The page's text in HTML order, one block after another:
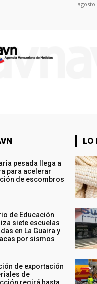
agosto
pesada llega a
para acelerar
de escombros
de Educación
siete escuelas
en La Guaira y
por sismos
de exportación
de
regirá hasta
LO